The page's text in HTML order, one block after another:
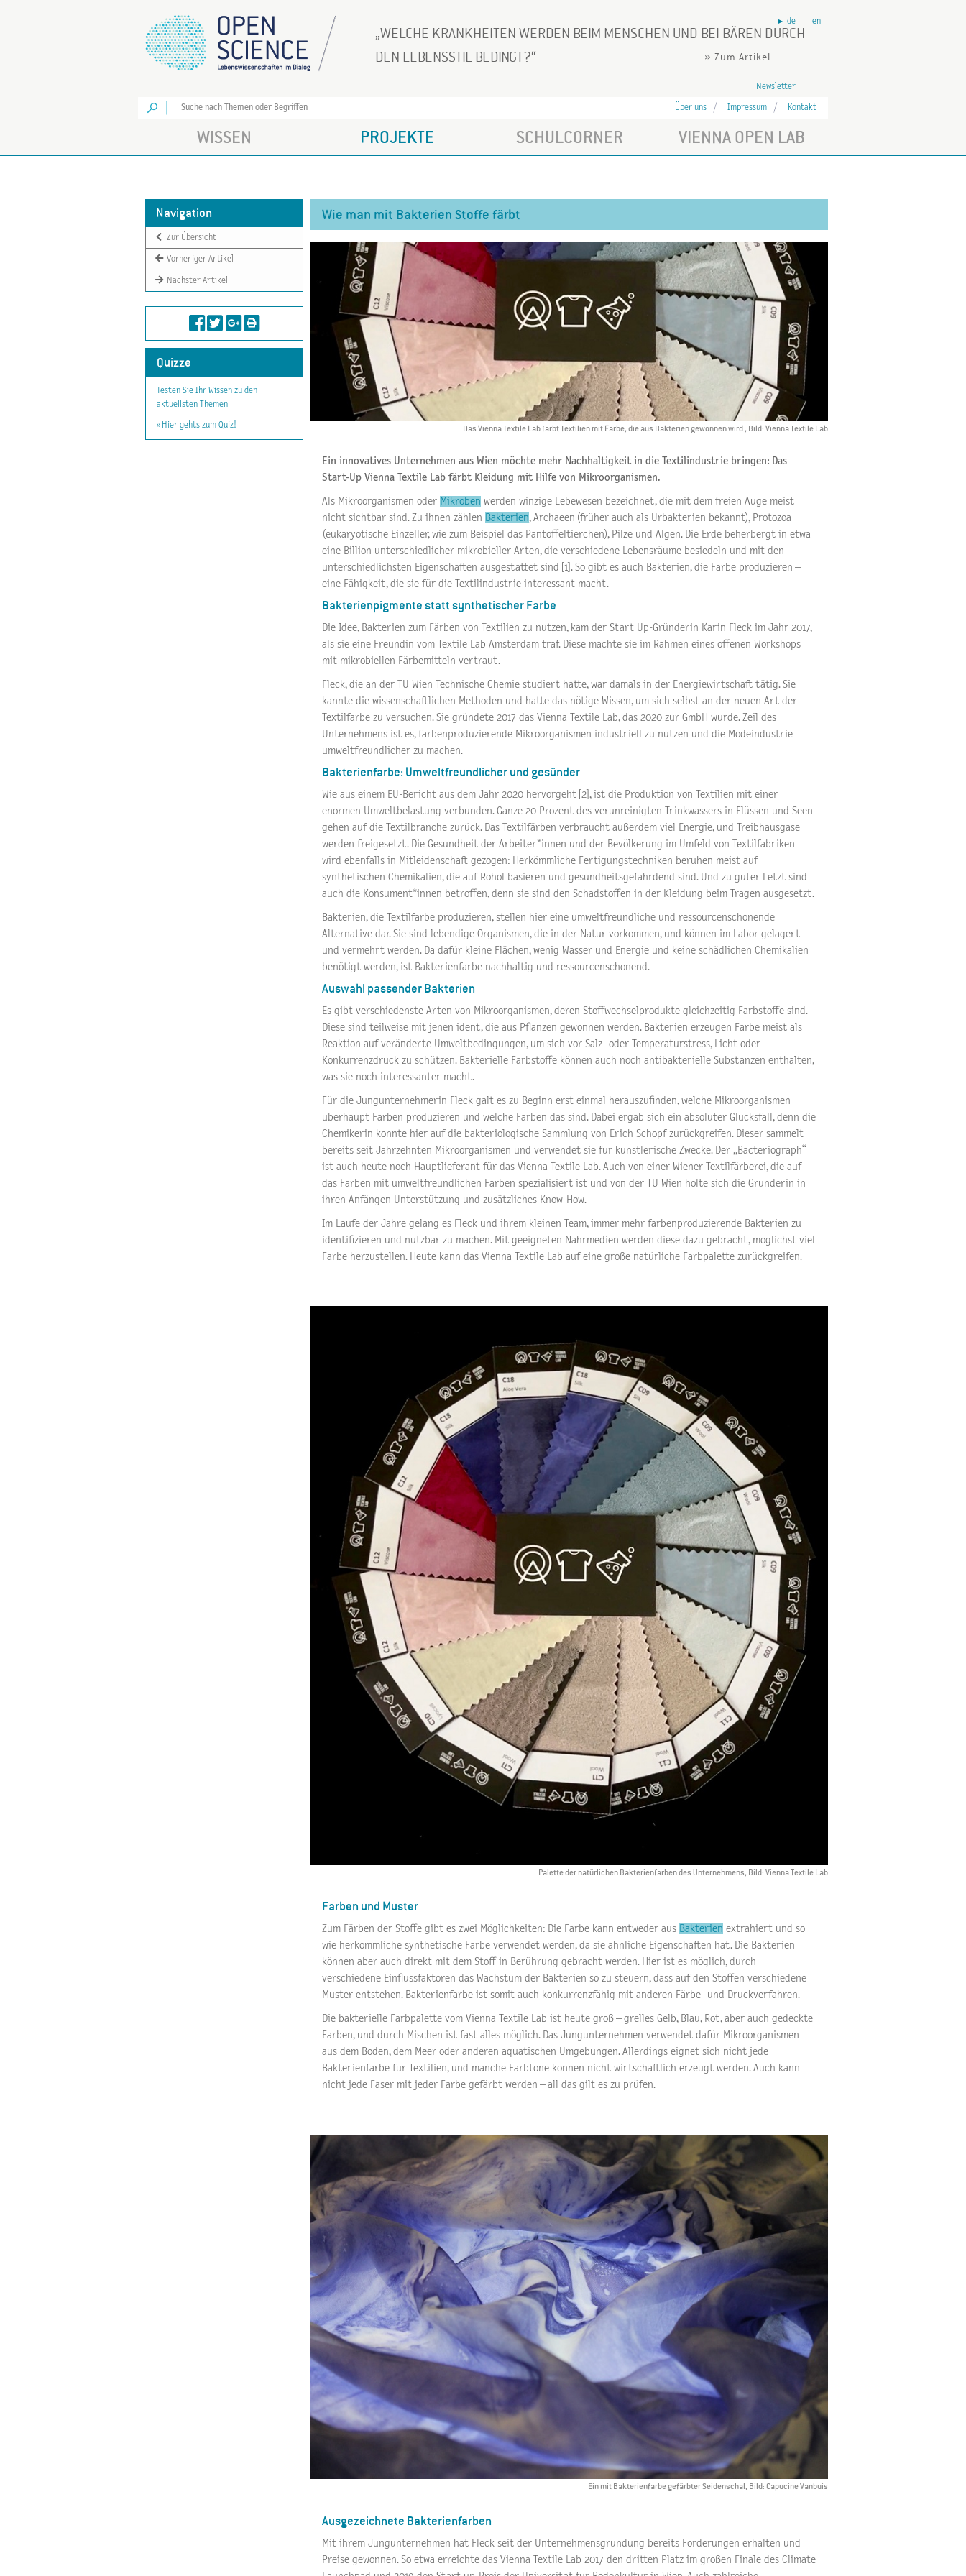
WELCHE KRANKHEITEN WERDEN BEIM MENSCHEN UND BEI BÄREN DURCH
DEN LEBENSSTIL BEDINGT?
» Zum Artikel
de en
Newsletter
Los
Über uns Impressum Kontakt
WISSEN PROJEKTE SCHULCORNER VIENNA OPEN LAB
Navigation
Zur Übersicht
Vorheriger Artikel
Nächster Artikel
Quizze
Testen Sie Ihr Wissen zu den
aktuellsten Themen
» Hier gehts zum Quiz!
Wie man mit Bakterien Stoffe färbt
Das Vienna Textile Lab färbt Textilien mit Farbe, die aus Bakterien gewonnen wird , Bild: Vienna Textile Lab
Ein innovatives Unternehmen aus Wien möchte mehr Nachhaltigkeit in die Textilindustrie bringen: Das
Start-Up Vienna Textile Lab färbt Kleidung mit Hilfe von Mikroorganismen.
Als Mikroorganismen oder Mikroben werden winzige Lebewesen bezeichnet, die mit dem freien Auge meist
nicht sichtbar sind. Zu ihnen zählen Bakterien, Archaeen (früher auch als Urbakterien bekannt), Protozoa
(eukaryotische Einzeller, wie zum Beispiel das Pantoffeltierchen), Pilze und Algen. Die Erde beherbergt in etwa
eine Billion unterschiedlicher mikrobieller Arten, die verschiedene Lebensräume besiedeln und mit den
unterschiedlichsten Eigenschaften ausgestattet sind [1]. So gibt es auch Bakterien, die Farbe produzieren –
eine Fähigkeit, die sie für die Textilindustrie interessant macht.
Bakterienpigmente statt synthetischer Farbe
Die Idee, Bakterien zum Färben von Textilien zu nutzen, kam der Start Up-Gründerin Karin Fleck im Jahr 2017,
als sie eine Freundin vom Textile Lab Amsterdam traf. Diese machte sie im Rahmen eines offenen Workshops
mit mikrobiellen Färbemitteln vertraut.
Fleck, die an der TU Wien Technische Chemie studiert hatte, war damals in der Energiewirtschaft tätig. Sie
kannte die wissenschaftlichen Methoden und hatte das nötige Wissen, um sich selbst an der neuen Art der
Textilfarbe zu versuchen. Sie gründete 2017 das Vienna Textile Lab, das 2020 zur GmbH wurde. Zeil des
Unternehmens ist es, farbenproduzierende Mikroorganismen industriell zu nutzen und die Modeindustrie
umweltfreundlicher zu machen.
Bakterienfarbe: Umweltfreundlicher und gesünder
Wie aus einem EU-Bericht aus dem Jahr 2020 hervorgeht [2], ist die Produktion von Textilien mit einer
enormen Umweltbelastung verbunden. Ganze 20 Prozent des verunreinigten Trinkwassers in Flüssen und Seen
gehen auf die Textilbranche zurück. Das Textilfärben verbraucht außerdem viel Energie, und Treibhausgase
werden freigesetzt. Die Gesundheit der Arbeiter*innen und der Bevölkerung im Umfeld von Textilfabriken
wird ebenfalls in Mitleidenschaft gezogen: Herkömmliche Fertigungstechniken beruhen meist auf
synthetischen Chemikalien, die auf Rohöl basieren und gesundheitsgefährdend sind. Und zu guter Letzt sind
auch die Konsument*innen betroffen, denn sie sind den Schadstoffen in der Kleidung beim Tragen ausgesetzt.
Bakterien, die Textilfarbe produzieren, stellen hier eine umweltfreundliche und ressourcenschonende
Alternative dar. Sie sind lebendige Organismen, die in der Natur vorkommen, und können im Labor gelagert
und vermehrt werden. Da dafür kleine Flächen, wenig Wasser und Energie und keine schädlichen Chemikalien
benötigt werden, ist Bakterienfarbe nachhaltig und ressourcenschonend.
Auswahl passender Bakterien
Es gibt verschiedenste Arten von Mikroorganismen, deren Stoffwechselprodukte gleichzeitig Farbstoffe sind.
Diese sind teilweise mit jenen ident, die aus Pflanzen gewonnen werden. Bakterien erzeugen Farbe meist als
Reaktion auf veränderte Umweltbedingungen, um sich vor Salz- oder Temperaturstress, Licht oder
Konkurrenzdruck zu schützen. Bakterielle Farbstoffe können auch noch antibakterielle Substanzen enthalten,
was sie noch interessanter macht.
Für die Jungunternehmerin Fleck galt es zu Beginn erst einmal herauszufinden, welche Mikroorganismen
überhaupt Farben produzieren und welche Farben das sind. Dabei ergab sich ein absoluter Glücksfall, denn die
Chemikerin konnte hier auf die bakteriologische Sammlung von Erich Schopf zurückgreifen. Dieser sammelt
bereits seit Jahrzehnten Mikroorganismen und verwendet sie für künstlerische Zwecke. Der „Bacteriograph“
ist auch heute noch Hauptlieferant für das Vienna Textile Lab. Auch von einer Wiener Textilfärberei, die auf
das Färben mit umweltfreundlichen Farben spezialisiert ist und von der TU Wien holte sich die Gründerin in
ihren Anfängen Unterstützung und zusätzliches Know-How.
Im Laufe der Jahre gelang es Fleck und ihrem kleinen Team, immer mehr farbenproduzierende Bakterien zu
identifizieren und nutzbar zu machen. Mit geeigneten Nährmedien werden diese dazu gebracht, möglichst viel
Farbe herzustellen. Heute kann das Vienna Textile Lab auf eine große natürliche Farbpalette zurückgreifen.
Palette der natürlichen Bakterienfarben des Unternehmens, Bild: Vienna Textile Lab
Farben und Muster
Zum Färben der Stoffe gibt es zwei Möglichkeiten: Die Farbe kann entweder aus Bakterien extrahiert und so
wie herkömmliche synthetische Farbe verwendet werden, da sie ähnliche Eigenschaften hat. Die Bakterien
können aber auch direkt mit dem Stoff in Berührung gebracht werden. Hier ist es möglich, durch
verschiedene Einflussfaktoren das Wachstum der Bakterien so zu steuern, dass auf den Stoffen verschiedene
Muster entstehen. Bakterienfarbe ist somit auch konkurrenzfähig mit anderen Färbe- und Druckverfahren.
Die bakterielle Farbpalette vom Vienna Textile Lab ist heute groß – grelles Gelb, Blau, Rot, aber auch gedeckte
Farben, und durch Mischen ist fast alles möglich. Das Jungunternehmen verwendet dafür Mikroorganismen
aus dem Boden, dem Meer oder anderen aquatischen Umgebungen. Allerdings eignet sich nicht jede
Bakterienfarbe für Textilien, und manche Farbtöne können nicht wirtschaftlich erzeugt werden. Auch kann
nicht jede Faser mit jeder Farbe gefärbt werden – all das gilt es zu prüfen.
Ein mit Bakterienfarbe gefärbter Seidenschal, Bild: Capucine Vanbuis
Ausgezeichnete Bakterienfarben
Mit ihrem Jungunternehmen hat Fleck seit der Unternehmensgründung bereits Förderungen erhalten und
Preise gewonnen. So etwa erreichte das Vienna Textile Lab 2017 den dritten Platz im großen Finale des Climate